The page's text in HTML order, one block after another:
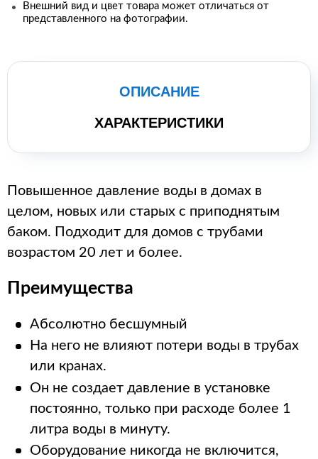
Внешний вид и цвет товара может отличаться от
представленного на фотографии.
ОПИСАНИЕ
ХАРАКТЕРИСТИКИ
Повышенное давление воды в домах в
целом, новых или старых с приподнятым
баком. Подходит для домов с трубами
возрастом 20 лет и более.
Преимущества
Абсолютно бесшумный
На него не влияют потери воды в трубах
или кранах.
Он не создает давление в установке
постоянно, только при расходе более 1
литра воды в минуту.
Оборудование никогда не включится,